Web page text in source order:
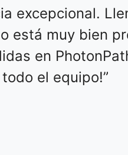
excepcional.
está muy bien
en
el equipo!